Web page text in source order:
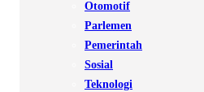
Otomotif
Parlemen
Pemerintah
Sosial
Teknologi